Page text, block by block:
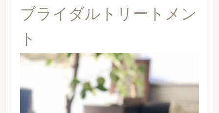
ハンモックよもぎ蒸し® HAMMOCK SAUNA® アカデミー厚木校
ハンモックタイ古式協会® 厚木校
Instagram コラム YouTube［アロマ・ハーブクラフト］
ブライダルトリートメン
ト